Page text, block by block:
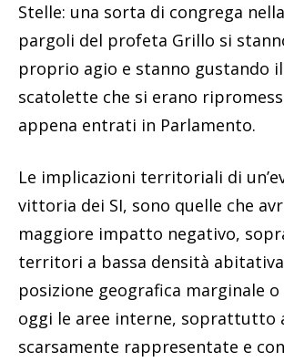
Stelle: una sorta di congrega
pargoli del profeta Grillo si
proprio agio e stanno gustando
scatolette che si erano
appena entrati in Parlamento.
Le implicazioni territoriali di
vittoria dei SI, sono quelle che
maggiore impatto negativo,
territori a bassa densità
posizione geografica marginale o
oggi le aree interne, soprattutto
scarsamente rappresentate e